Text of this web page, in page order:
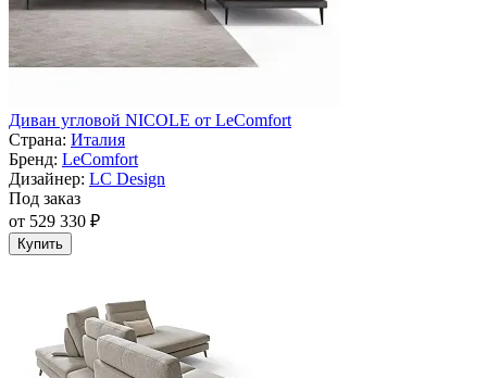
Диван угловой NICOLE от LeComfort
Страна: Италия
Бренд: LeComfort
Дизайнер: LC Design
Под заказ
от 529 330 ₽
Купить